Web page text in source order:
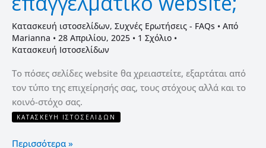
Κατασκευή ιστοσελίδων, Συχνές Ερωτήσεις - FAQs • Από
Marianna • 28 Απριλίου, 2025 • 1 Σχόλιο •
Κατασκευή Ιστοσελίδων
Το πόσες σελίδες website θα χρειαστείτε, εξαρτάται από
τον τύπο της επιχείρησής σας, τους στόχους αλλά και το
κοινό-στόχο σας.
ΚΑΤΑΣΚΕΥΉ ΙΣΤΟΣΕΛΊΔΩΝ
Περισσότερα »